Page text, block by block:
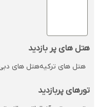
هتل های پر بازدید
هتل های ترکیههتل های دبی
تورهای پربازدید